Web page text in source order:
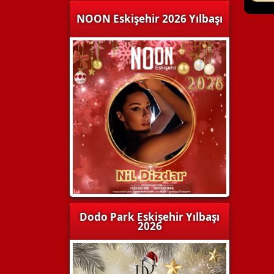
NOON Eskişehir 2026 Yılbaşı
Dodo Park Eskişehir Yılbaşı
2026